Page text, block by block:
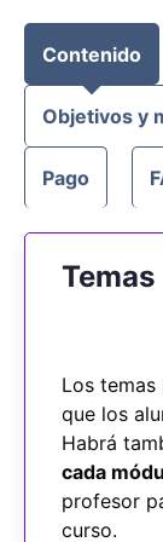
Contenido
Objetivos y
Pago
Temas
Los temas
que los
Habrá
cada
profesor
curso.